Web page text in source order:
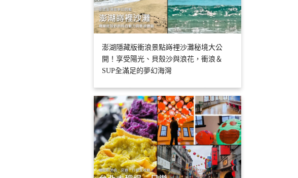
澎湖隱藏版衝浪景點嵵裡沙灘秘境大公
開！享受陽光、貝殼沙與浪花，衝浪＆
SUP全滿足的夢幻海灣